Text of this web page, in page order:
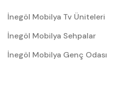
İnegöl Mobilya Tv Üniteleri
İnegöl Mobilya Sehpalar
İnegöl Mobilya Genç Odası